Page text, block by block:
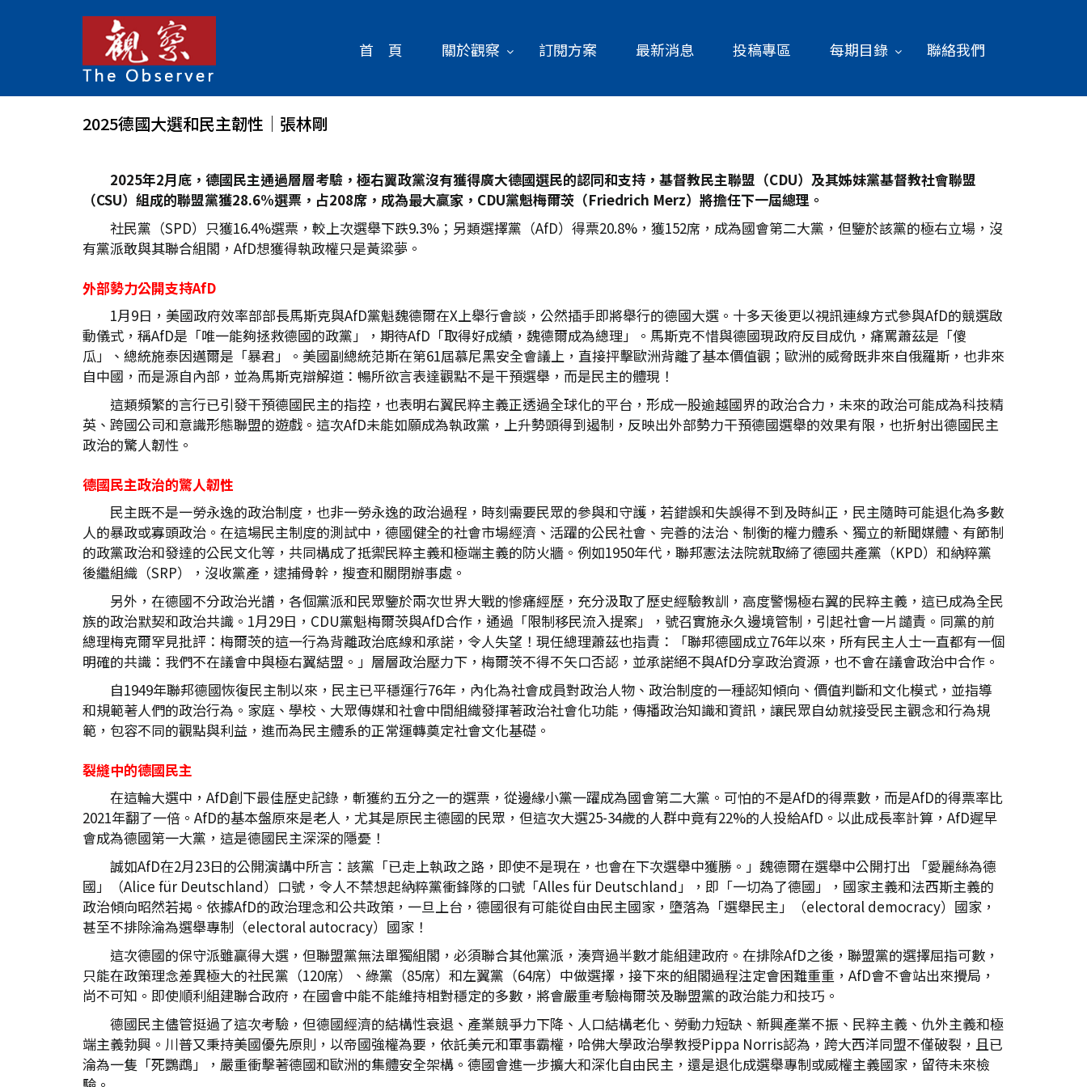
首 頁 關於觀察 訂閱方案 最新消息 投稿專區 每期目錄 聯絡我們
2025德國大選和民主韌性│張林剛
2025年2月底，德國民主通過層層考驗，極右翼政黨沒有獲得廣大德國選民的認同和支持，基督教民主聯盟（CDU）及其姊妹黨基督教社會聯盟
（CSU）組成的聯盟黨獲28.6%選票，占208席，成為最大贏家，CDU黨魁梅爾茨（Friedrich Merz）將擔任下一屆總理。
社民黨（SPD）只獲16.4%選票，較上次選舉下跌9.3%；另類選擇黨（AfD）得票20.8%，獲152席，成為國會第二大黨，但鑒於該黨的極右立場，沒
有黨派敢與其聯合組閣，AfD想獲得執政權只是黃粱夢。
外部勢力公開支持AfD
1月9日，美國政府效率部部長馬斯克與AfD黨魁魏德爾在X上舉行會談，公然插手即將舉行的德國大選。十多天後更以視訊連線方式參與AfD的競選啟
動儀式，稱AfD是「唯一能夠拯救德國的政黨」，期待AfD「取得好成績，魏德爾成為總理」。馬斯克不惜與德國現政府反目成仇，痛罵蕭茲是「傻
瓜」、總統施泰因邁爾是「暴君」。美國副總統范斯在第61屆慕尼黑安全會議上，直接抨擊歐洲背離了基本價值觀；歐洲的威脅既非來自俄羅斯，也非來
自中國，而是源自內部，並為馬斯克辯解道：暢所欲言表達觀點不是干預選舉，而是民主的體現！
這類頻繁的言行已引發干預德國民主的指控，也表明右翼民粹主義正透過全球化的平台，形成一股逾越國界的政治合力，未來的政治可能成為科技精
英、跨國公司和意識形態聯盟的遊戲。這次AfD未能如願成為執政黨，上升勢頭得到遏制，反映出外部勢力干預德國選舉的效果有限，也折射出德國民主
政治的驚人韌性。
德國民主政治的驚人韌性
民主既不是一勞永逸的政治制度，也非一勞永逸的政治過程，時刻需要民眾的參與和守護，若錯誤和失誤得不到及時糾正，民主隨時可能退化為多數
人的暴政或寡頭政治。在這場民主制度的測試中，德國健全的社會市場經濟、活躍的公民社會、完善的法治、制衡的權力體系、獨立的新聞媒體、有節制
的政黨政治和發達的公民文化等，共同構成了抵禦民粹主義和極端主義的防火牆。例如1950年代，聯邦憲法法院就取締了德國共產黨（KPD）和納粹黨
後繼組織（SRP），沒收黨產，逮捕骨幹，搜查和關閉辦事處。
另外，在德國不分政治光譜，各個黨派和民眾鑒於兩次世界大戰的慘痛經歷，充分汲取了歷史經驗教訓，高度警惕極右翼的民粹主義，這已成為全民
族的政治默契和政治共識。1月29日，CDU黨魁梅爾茨與AfD合作，通過「限制移民流入提案」，號召實施永久邊境管制，引起社會一片譴責。同黨的前
總理梅克爾罕見批評：梅爾茨的這一行為背離政治底線和承諾，令人失望！現任總理蕭茲也指責：「聯邦德國成立76年以來，所有民主人士一直都有一個
明確的共識：我們不在議會中與極右翼結盟。」層層政治壓力下，梅爾茨不得不矢口否認，並承諾絕不與AfD分享政治資源，也不會在議會政治中合作。
自1949年聯邦德國恢復民主制以來，民主已平穩運行76年，內化為社會成員對政治人物、政治制度的一種認知傾向、價值判斷和文化模式，並指導
和規範著人們的政治行為。家庭、學校、大眾傳媒和社會中間組織發揮著政治社會化功能，傳播政治知識和資訊，讓民眾自幼就接受民主觀念和行為規
範，包容不同的觀點與利益，進而為民主體系的正常運轉奠定社會文化基礎。
裂縫中的德國民主
在這輪大選中，AfD創下最佳歷史記錄，斬獲約五分之一的選票，從邊緣小黨一躍成為國會第二大黨。可怕的不是AfD的得票數，而是AfD的得票率比
2021年翻了一倍。AfD的基本盤原來是老人，尤其是原民主德國的民眾，但這次大選25-34歲的人群中竟有22%的人投給AfD。以此成長率計算，AfD遲早
會成為德國第一大黨，這是德國民主深深的隱憂！
誠如AfD在2月23日的公開演講中所言：該黨「已走上執政之路，即使不是現在，也會在下次選舉中獲勝。」魏德爾在選舉中公開打出 「愛麗絲為德
國」（Alice für Deutschland）口號，令人不禁想起納粹黨衝鋒隊的口號「Alles für Deutschland」，即「一切為了德國」，國家主義和法西斯主義的
政治傾向昭然若揭。依據AfD的政治理念和公共政策，一旦上台，德國很有可能從自由民主國家，墮落為「選舉民主」（electoral democracy）國家，
甚至不排除淪為選舉專制（electoral autocracy）國家！
這次德國的保守派雖贏得大選，但聯盟黨無法單獨組閣，必須聯合其他黨派，湊齊過半數才能組建政府。在排除AfD之後，聯盟黨的選擇屈指可數，
只能在政策理念差異極大的社民黨（120席）、綠黨（85席）和左翼黨（64席）中做選擇，接下來的組閣過程注定會困難重重，AfD會不會站出來攪局，
尚不可知。即使順利組建聯合政府，在國會中能不能維持相對穩定的多數，將會嚴重考驗梅爾茨及聯盟黨的政治能力和技巧。
德國民主儘管挺過了這次考驗，但德國經濟的結構性衰退、產業競爭力下降、人口結構老化、勞動力短缺、新興產業不振、民粹主義、仇外主義和極
端主義勃興。川普又秉持美國優先原則，以帝國強權為要，依託美元和軍事霸權，哈佛大學政治學教授Pippa Norris認為，跨大西洋同盟不僅破裂，且已
淪為一隻「死鸚鵡」，嚴重衝擊著德國和歐洲的集體安全架構。德國會進一步擴大和深化自由民主，還是退化成選舉專制或威權主義國家，留待未來檢